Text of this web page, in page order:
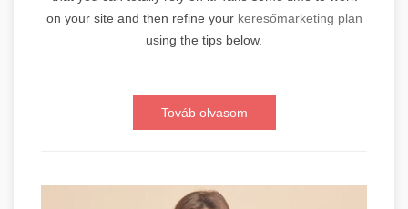
on your site and then refine your keresőmarketing plan
using the tips below.
Továb olvasom